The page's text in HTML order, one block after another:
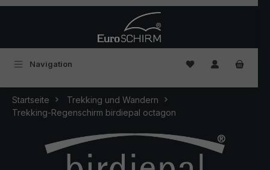
Navigation Du hast 0
Startseite
Trekking und Wandern
Trekking-Regenschirm birdiepal octagon